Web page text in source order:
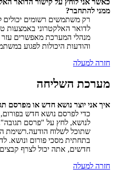
כאשר אני לוחץ על קישור הדואר
ממני להתחבר?
רק משתמשים רשומים יכולים
לדואר האלקטרוני באמצעות
מנהלי המערכת מאפשרים עזר
והודעות היכולות לפגוע
חזרה למעלה
מערכת השליחה
איך אני יוצר נושא חדש או מפרסם
כדי לפרסם נושא חדש
לנושא, לחץ על "פרסם
שתוכל לשלוח הודעה.רשימת
בתחתית מסכי פורום ונושא.
חדשים, אתה יכול לצרף
חזרה למעלה